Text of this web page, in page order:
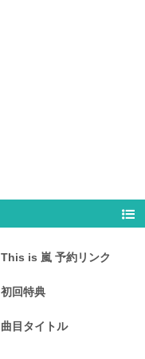
This is 嵐 予約リンク
初回特典
曲目タイトル